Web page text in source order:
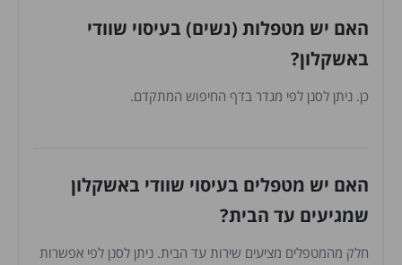
האם יש מטפלות (נשים) בעיסוי שוודי
באשקלון?
כן. ניתן לסנן לפי מגדר בדף החיפוש המתקדם.
האם יש מטפלים בעיסוי שוודי באשקלון
שמגיעים עד הבית?
חלק מהמטפלים מציעים שירות עד הבית. ניתן לסנן לפי אפשרות